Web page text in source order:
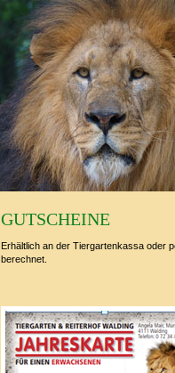
GUTSCHEINE
Erhältlich an der Tiergartenkassa oder
berechnet.